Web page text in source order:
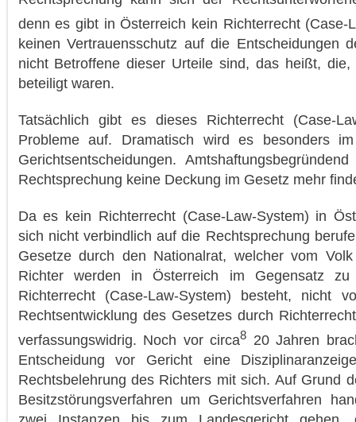
denn es gibt in Österreich kein Richterrecht (Case-
keinen Vertrauensschutz auf die Entscheidungen
nicht Betroffene dieser Urteile sind, das heißt,
beteiligt waren.
Tatsächlich gibt es dieses Richterrecht (Case-
Probleme auf. Dramatisch wird es besonders
Gerichtsentscheidungen.
Rechtsprechung keine Deckung im Gesetz mehr
Da es kein Richterrecht (Case-Law-System) in
sich nicht verbindlich auf die Rechtsprechung
Gesetze durch den Nationalrat, welcher vom
Richter werden in Österreich im Gegensatz
Richterrecht (Case-Law-System) besteht, nicht
Rechtsentwicklung des Gesetzes durch
verfassungswidrig. Noch vor circa8 20 Jahren
Entscheidung vor Gericht eine
Rechtsbelehrung des Richters mit sich. Auf Grund
Besitzstörungsverfahren um Gerichtsverfahren